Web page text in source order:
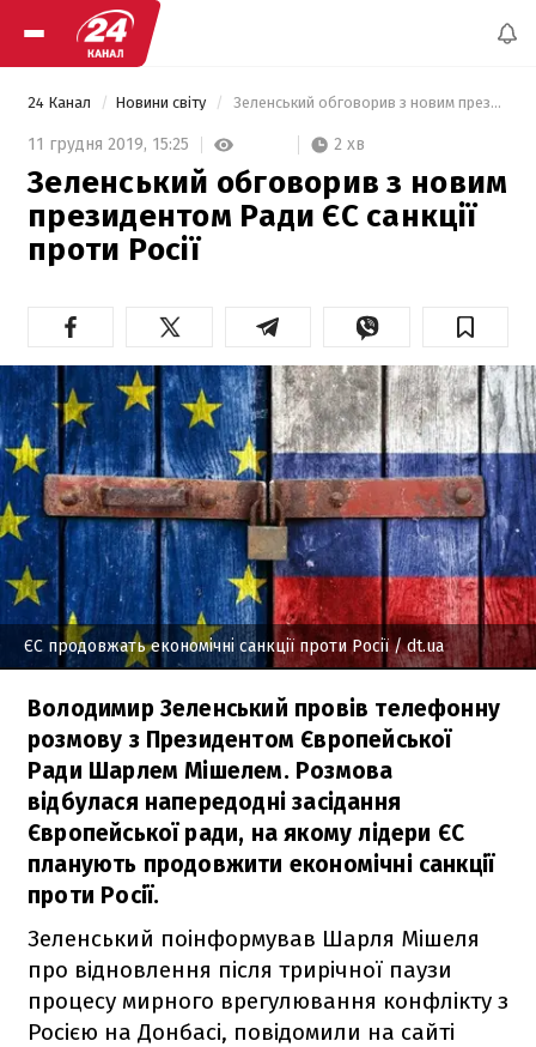
24 Канал Новини світу Зеленський обговорив з новим президентом Ради ЄС санкції проти Росії
11 грудня 2019, 15:25 2 хв
Зеленський обговорив з новим
президентом Ради ЄС санкції
проти Росії
ЄС продовжать економічні санкції проти Росії/ dt.ua
Володимир Зеленський провів телефонну
розмову з Президентом Європейської
Ради Шарлем Мішелем. Розмова
відбулася напередодні засідання
Європейської ради, на якому лідери ЄС
планують продовжити економічні санкції
проти Росії.
Зеленський поінформував Шарля Мішеля
про відновлення після трирічної паузи
процесу мирного врегулювання конфлікту з
Росією на Донбасі, повідомили на сайті